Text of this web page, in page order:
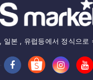
본 , 유럽등에서 정식으